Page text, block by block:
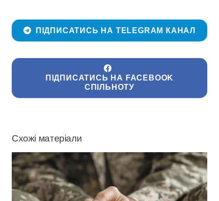
ПІДПИСАТИСЬ НА TELEGRAM КАНАЛ
ПІДПИСАТИСЬ НА FACEBOOK
СПІЛЬНОТУ
Схожі матеріали